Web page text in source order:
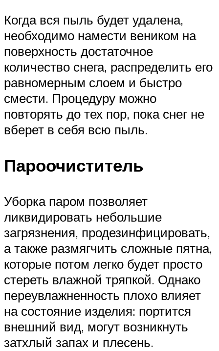
Когда вся пыль будет удалена,
необходимо намести веником на
поверхность достаточное
количество снега, распределить его
равномерным слоем и быстро
смести. Процедуру можно
повторять до тех пор, пока снег не
вберет в себя всю пыль.
Пароочиститель
Уборка паром позволяет
ликвидировать небольшие
загрязнения, продезинфицировать,
а также размягчить сложные пятна,
которые потом легко будет просто
стереть влажной тряпкой. Однако
переувлажненность плохо влияет
на состояние изделия: портится
внешний вид, могут возникнуть
затхлый запах и плесень.